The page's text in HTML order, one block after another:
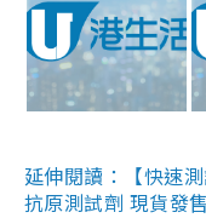
延伸閱讀：【快速
抗原測試劑 現貨發